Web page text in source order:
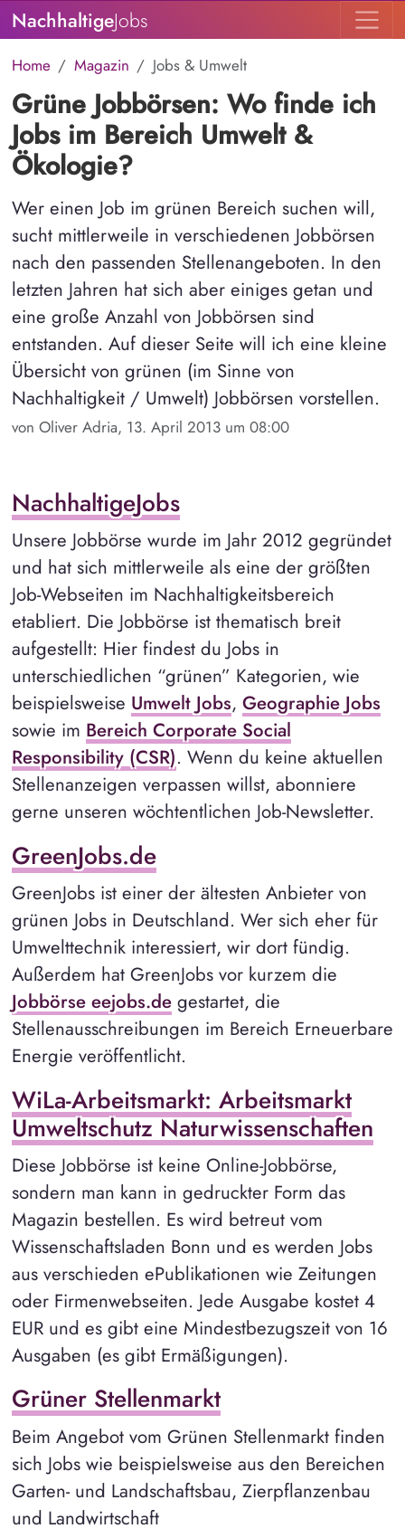
NachhaltigeJobs
Home Magazin Jobs & Umwelt
Grüne Jobbörsen: Wo finde ich
Jobs im Bereich Umwelt &
Ökologie?
Wer einen Job im grünen Bereich suchen will,
sucht mittlerweile in verschiedenen Jobbörsen
nach den passenden Stellenangeboten. In den
letzten Jahren hat sich aber einiges getan und
eine große Anzahl von Jobbörsen sind
entstanden. Auf dieser Seite will ich eine kleine
Übersicht von grünen (im Sinne von
Nachhaltigkeit / Umwelt) Jobbörsen vorstellen.
von Oliver Adria, 13. April 2013 um 08:00
NachhaltigeJobs
Unsere Jobbörse wurde im Jahr 2012 gegründet
und hat sich mittlerweile als eine der größten
Job-Webseiten im Nachhaltigkeitsbereich
etabliert. Die Jobbörse ist thematisch breit
aufgestellt: Hier findest du Jobs in
unterschiedlichen “grünen” Kategorien, wie
beispielsweise Umwelt Jobs, Geographie Jobs
sowie im Bereich Corporate Social
Responsibility (CSR). Wenn du keine aktuellen
Stellenanzeigen verpassen willst, abonniere
gerne unseren wöchtentlichen Job-Newsletter.
GreenJobs.de
GreenJobs ist einer der ältesten Anbieter von
grünen Jobs in Deutschland. Wer sich eher für
Umwelttechnik interessiert, wir dort fündig.
Außerdem hat GreenJobs vor kurzem die
Jobbörse eejobs.degestartet, die
Stellenausschreibungen im Bereich Erneuerbare
Energie veröffentlicht.
WiLa-Arbeitsmarkt: Arbeitsmarkt
Umweltschutz Naturwissenschaften
Diese Jobbörse ist keine Online-Jobbörse,
sondern man kann in gedruckter Form das
Magazin bestellen. Es wird betreut vom
Wissenschaftsladen Bonn und es werden Jobs
aus verschieden ePublikationen wie Zeitungen
oder Firmenwebseiten. Jede Ausgabe kostet 4
EUR und es gibt eine Mindestbezugszeit von 16
Ausgaben (es gibt Ermäßigungen).
Grüner Stellenmarkt
Beim Angebot vom Grünen Stellenmarkt finden
sich Jobs wie beispielsweise aus den Bereichen
Garten- und Landschaftsbau, Zierpflanzenbau
und Landwirtschaft